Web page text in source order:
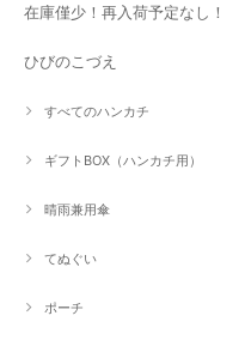
在庫僅少！再入荷予定なし！
ひびのこづえ
すべてのハンカチ
ギフトBOX（ハンカチ用）
晴雨兼用傘
てぬぐい
ポーチ